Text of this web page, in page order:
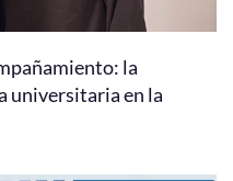
la
universitaria en la